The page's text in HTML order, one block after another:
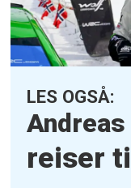
LES OGSÅ:
reiser